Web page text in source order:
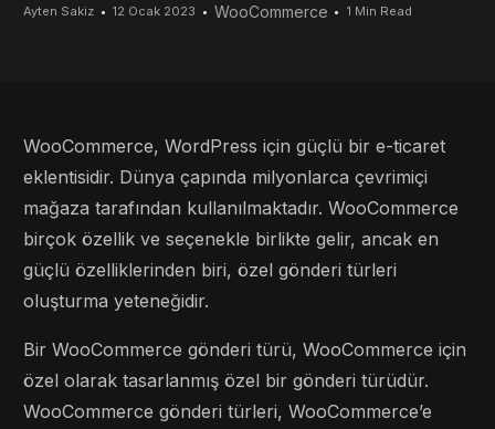
Ayten Sakiz 12 Ocak 2023 WooCommerce 1 Min Read
WooCommerce, WordPress için güçlü bir e-ticaret
eklentisidir. Dünya çapında milyonlarca çevrimiçi
mağaza tarafından kullanılmaktadır. WooCommerce
birçok özellik ve seçenekle birlikte gelir, ancak en
güçlü özelliklerinden biri, özel gönderi türleri
oluşturma yeteneğidir.
Bir WooCommerce gönderi türü, WooCommerce için
özel olarak tasarlanmış özel bir gönderi türüdür.
WooCommerce gönderi türleri, WooCommerce’e